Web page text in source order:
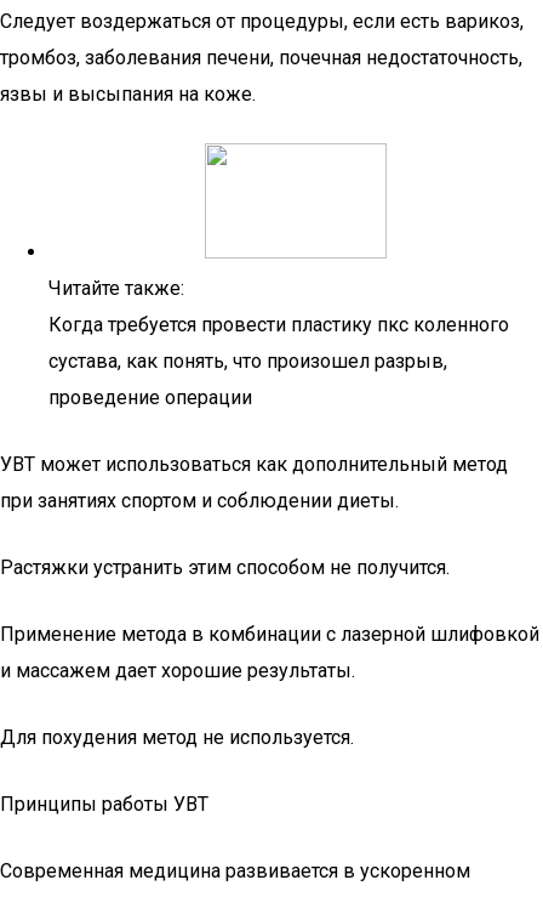
Следует воздержаться от процедуры, если есть варикоз,
тромбоз, заболевания печени, почечная недостаточность,
язвы и высыпания на коже.
Читайте также:
Когда требуется провести пластику пкс коленного
сустава, как понять, что произошел разрыв,
проведение операции
УВТ может использоваться как дополнительный метод
при занятиях спортом и соблюдении диеты.
Растяжки устранить этим способом не получится.
Применение метода в комбинации с лазерной шлифовкой
и массажем дает хорошие результаты.
Для похудения метод не используется.
Принципы работы УВТ
Современная медицина развивается в ускоренном